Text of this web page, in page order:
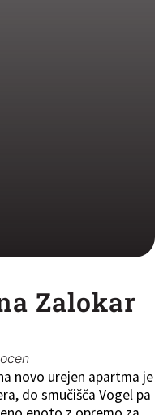
Zalokar
novo urejen apartma je
do smučišča Vogel pa